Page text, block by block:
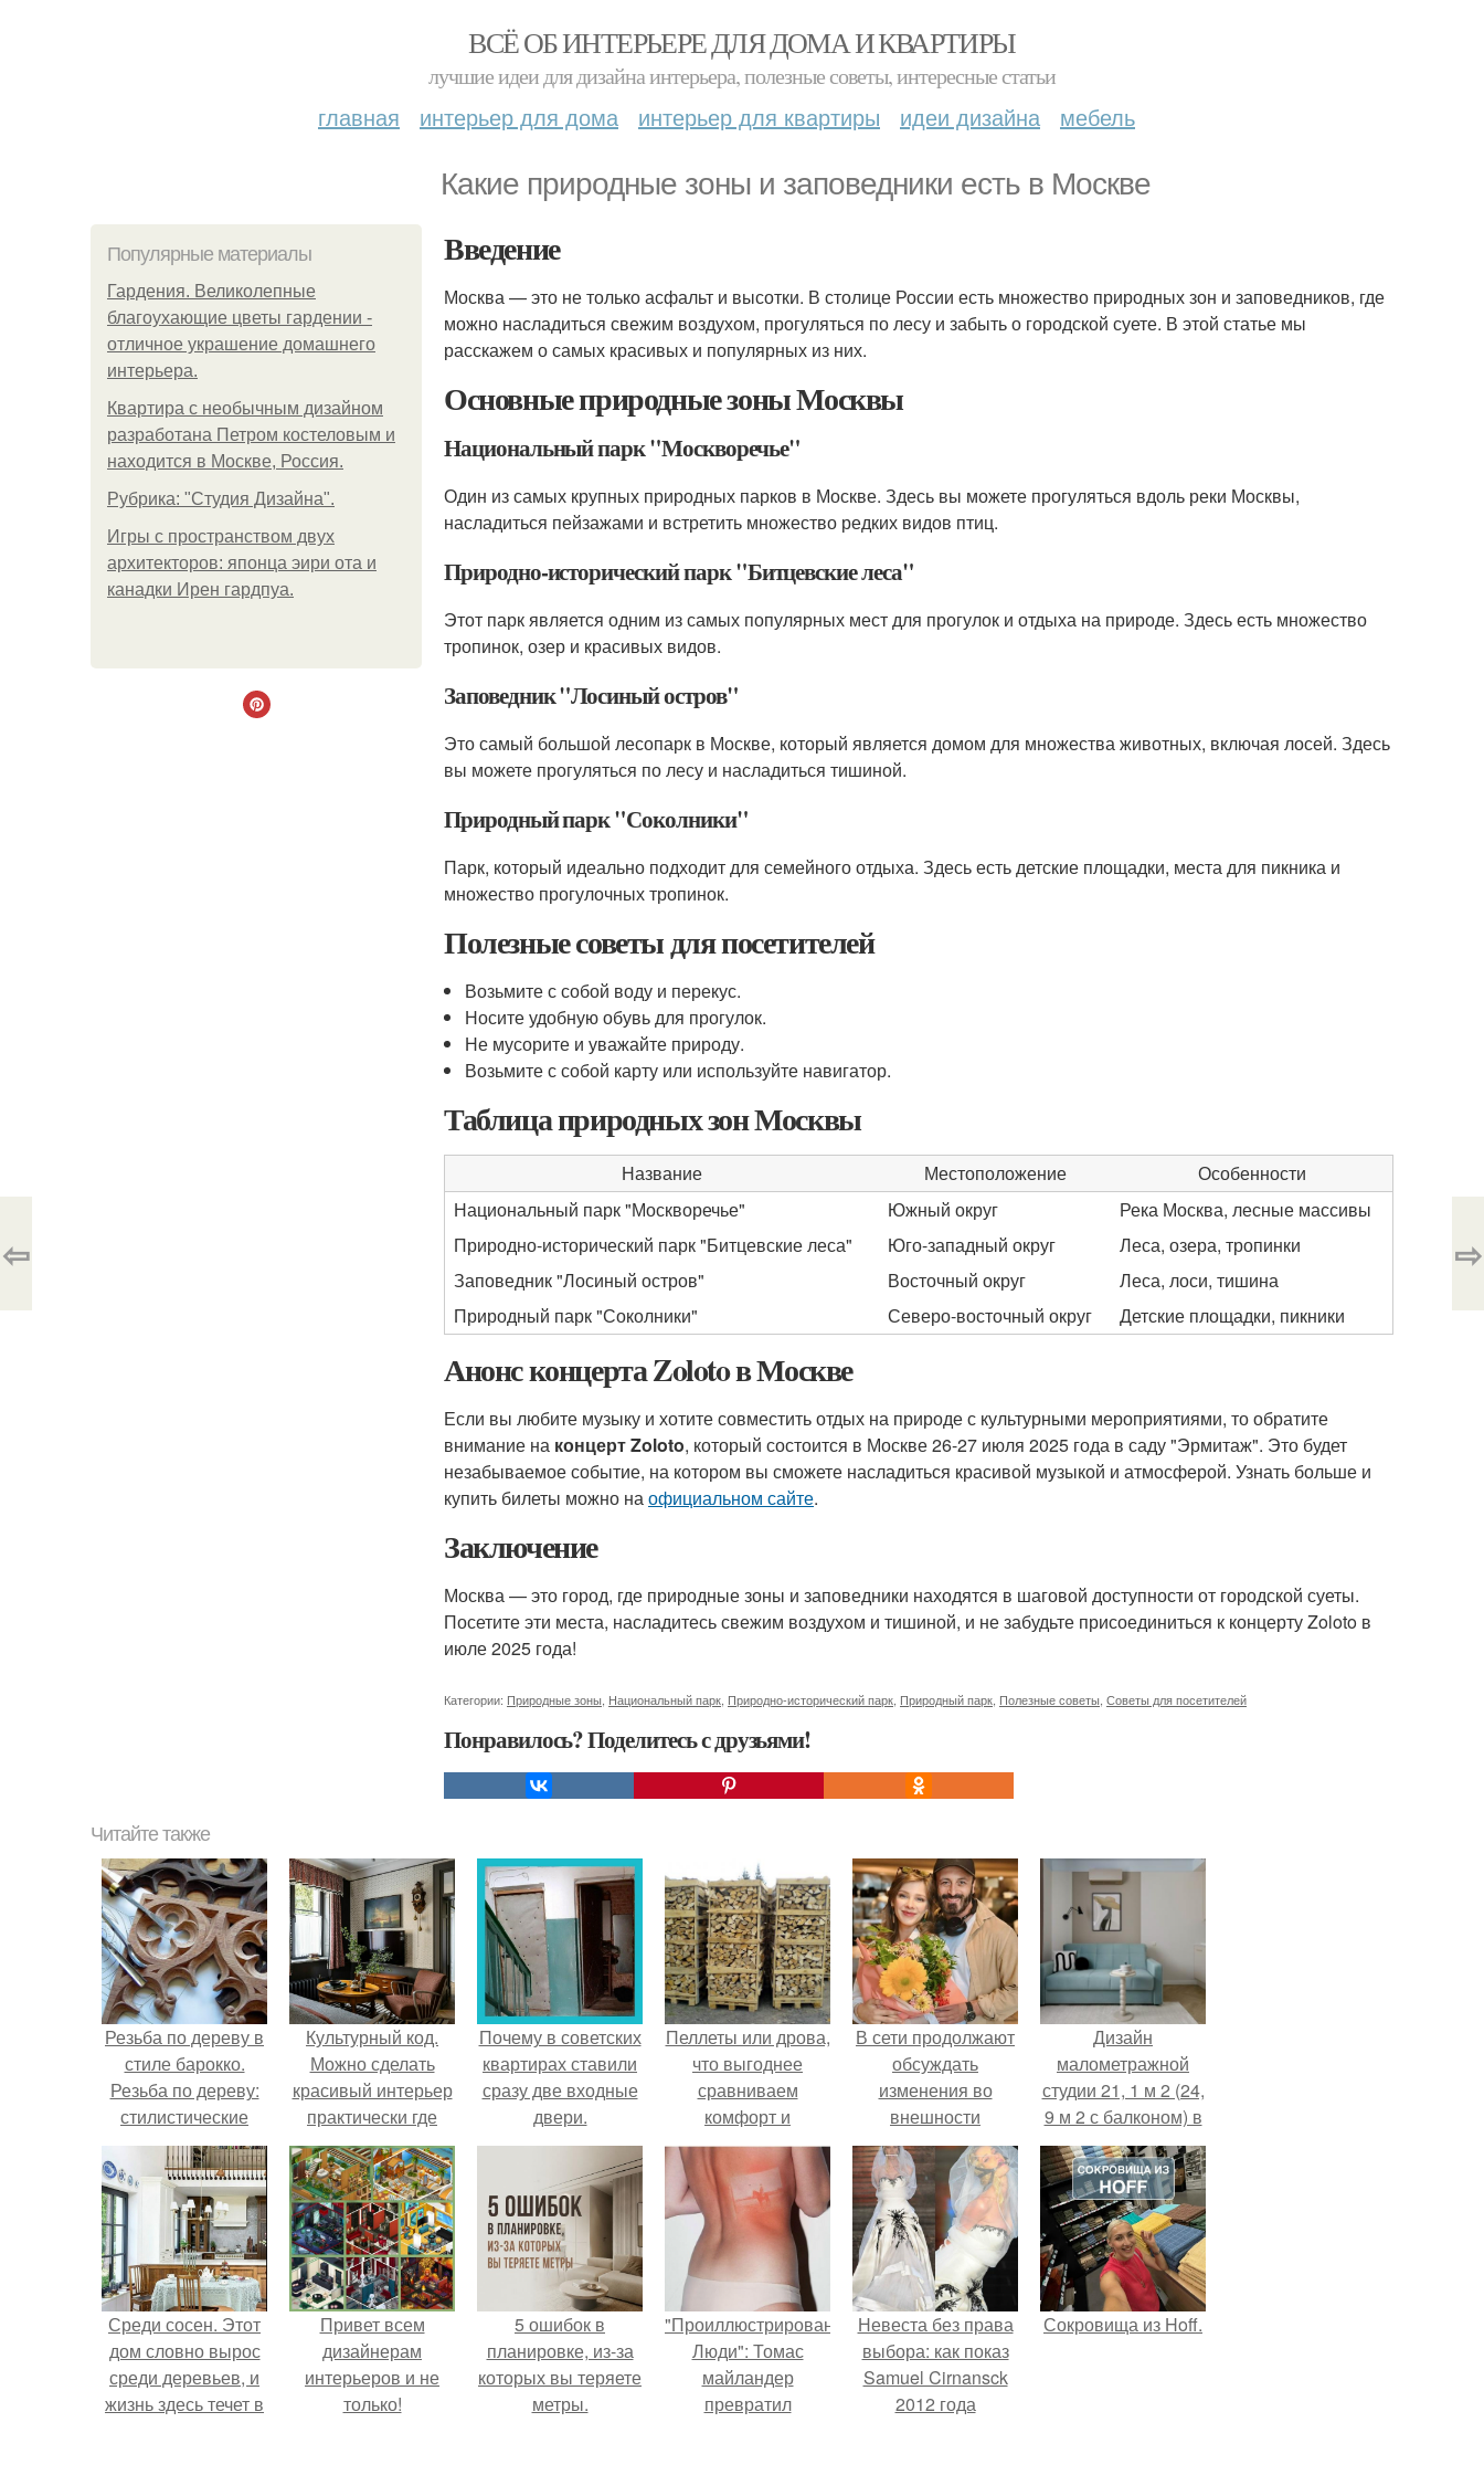
ВСЁ ОБ ИНТЕРЬЕРЕ ДЛЯ ДОМА И КВАРТИРЫ
лучшие идеи для дизайна интерьера, полезные советы, интересные статьи
главная интерьер для дома интерьер для квартиры идеи дизайна мебель
Какие природные зоны и заповедники есть в Москве
Популярные материалы
Гардения. Великолепные
благоухающие цветы гардении -
отличное украшение домашнего
интерьера.
Квартира с необычным дизайном
разработана Петром костеловым и
находится в Москве, Россия.
Рубрика: "Студия Дизайна".
Игры с пространством двух
архитекторов: японца эири ота и
канадки Ирен гардпуа.
Введение
Москва — это не только асфальт и высотки. В столице России есть множество природных зон и заповедников, где
можно насладиться свежим воздухом, прогуляться по лесу и забыть о городской суете. В этой статье мы
расскажем о самых красивых и популярных из них.
Основные природные зоны Москвы
Национальный парк "Москворечье"
Один из самых крупных природных парков в Москве. Здесь вы можете прогуляться вдоль реки Москвы,
насладиться пейзажами и встретить множество редких видов птиц.
Природно-исторический парк "Битцевские леса"
Этот парк является одним из самых популярных мест для прогулок и отдыха на природе. Здесь есть множество
тропинок, озер и красивых видов.
Заповедник "Лосиный остров"
Это самый большой лесопарк в Москве, который является домом для множества животных, включая лосей. Здесь
вы можете прогуляться по лесу и насладиться тишиной.
Природный парк "Соколники"
Парк, который идеально подходит для семейного отдыха. Здесь есть детские площадки, места для пикника и
множество прогулочных тропинок.
Полезные советы для посетителей
Возьмите с собой воду и перекус.
Носите удобную обувь для прогулок.
Не мусорите и уважайте природу.
Возьмите с собой карту или используйте навигатор.
Таблица природных зон Москвы
Название Местоположение
Особенности
Национальный парк "Москворечье"
Южный округ
Река Москва, лесные массивы
Природно-исторический парк "Битцевские леса"
Юго-западный округ
Леса, озера, тропинки
Заповедник "Лосиный остров"
Восточный округ
Леса, лоси, тишина
Природный парк "Соколники"
Северо-восточный округ Детские площадки, пикники
Анонс концерта Zoloto в Москве
Если вы любите музыку и хотите совместить отдых на природе с культурными мероприятиями, то обратите
внимание на концерт Zoloto, который состоится в Москве 26-27 июля 2025 года в саду "Эрмитаж". Это будет
незабываемое событие, на котором вы сможете насладиться красивой музыкой и атмосферой. Узнать больше и
купить билеты можно наофициальном сайте.
Заключение
Москва — это город, где природные зоны и заповедники находятся в шаговой доступности от городской суеты.
Посетите эти места, насладитесь свежим воздухом и тишиной, и не забудьте присоединиться к концерту Zoloto в
июле 2025 года!
Категории: Природные зоны Национальный парк Природно-исторический парк Природный парк Полезные советы Советы для посетителей
Понравилось? Поделитесь с друзьями!
⇦ ⇨
Читайте также
Резьба по дереву в
стиле барокко.
Резьба по дереву:
стилистические
направления и
характерные узоры.
Культурный код.
Можно сделать
красивый интерьер
практически где
угодно.
Почему в советских
квартирах ставили
сразу две входные
двери.
Пеллеты или дрова,
что выгоднее
сравниваем
комфорт и
удобство. Дрова
В сети продолжают
обсуждать
изменения во
внешности
актрисы.
Дизайн
малометражной
студии 21, 1 м 2 (24,
9 м 2 с балконом) в
Краснодаре.
Среди сосен. Этот
дом словно вырос
среди деревьев, и
жизнь здесь течет в
Привет всем
дизайнерам
интерьеров и не
только!
5 ошибок в
планировке, из-за
которых вы теряете
метры.
"Проиллюстрированные
Люди": Томас
майландер
превратил
Невеста без права
выбора: как показ
Samuel Cirnansck
2012 года
Сокровища из Hoff.